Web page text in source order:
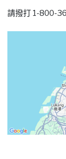
請撥打 1-800-